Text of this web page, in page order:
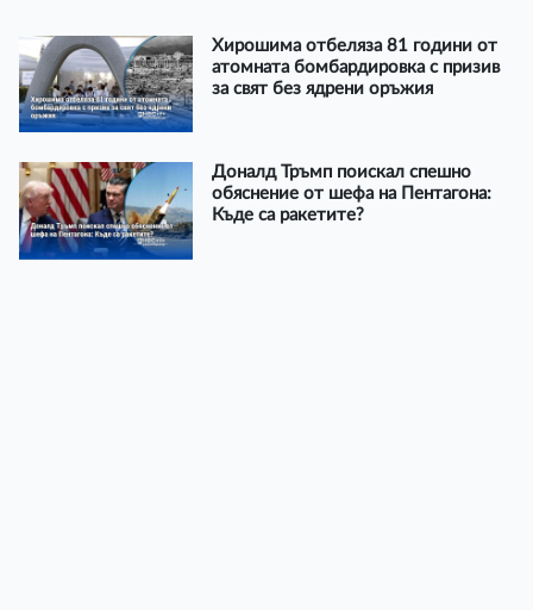
Хирошима отбеляза 81 години от
атомната бомбардировка с призив
за свят без ядрени оръжия
Доналд Тръмп поискал спешно
обяснение от шефа на Пентагона:
Къде са ракетите?